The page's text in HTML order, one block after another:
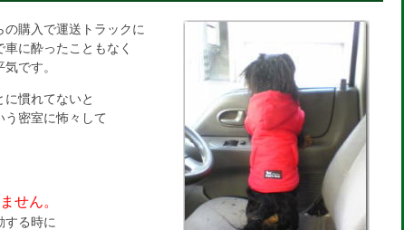
購入で運送トラックに
に酔ったこともなく
です。
に慣れてないと
密室に怖々して
せん。
する時に